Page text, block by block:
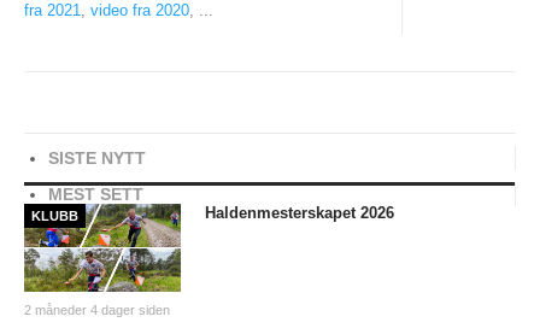
fra 2021, video fra 2020, ...
SISTE NYTT
MEST SETT
KLUBB
2 måneder 4 dager siden
Haldenmesterskapet 2026